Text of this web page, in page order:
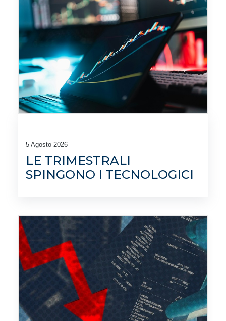
5 Agosto 2026
LE TRIMESTRALI
SPINGONO I TECNOLOGICI